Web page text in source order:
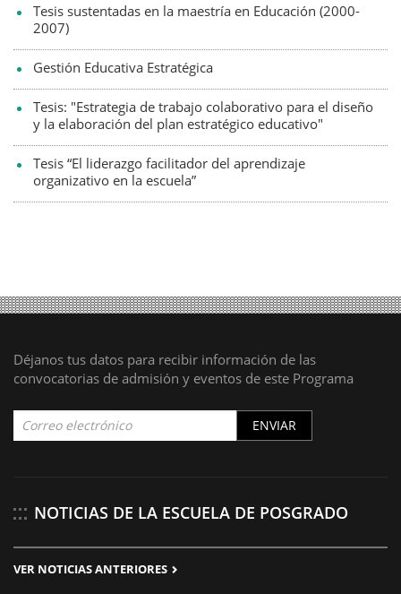
Tesis sustentadas en la maestría en Educación (2000-
2007)
Gestión Educativa Estratégica
Tesis: "Estrategia de trabajo colaborativo para el diseño
y la elaboración del plan estratégico educativo"
Tesis “El liderazgo facilitador del aprendizaje
organizativo en la escuela”
Déjanos tus datos para recibir información de las
convocatorias de admisión y eventos de este Programa
ENVIAR
NOTICIAS DE LA ESCUELA DE POSGRADO
VER NOTICIAS ANTERIORES